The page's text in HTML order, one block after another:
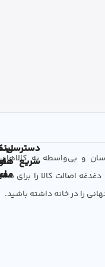
دسترسی آسان و بی‌واسطه به کالاهای
اصالت کالا را برای شما
را در خانه داشته باشید.
دسترسی
سریع